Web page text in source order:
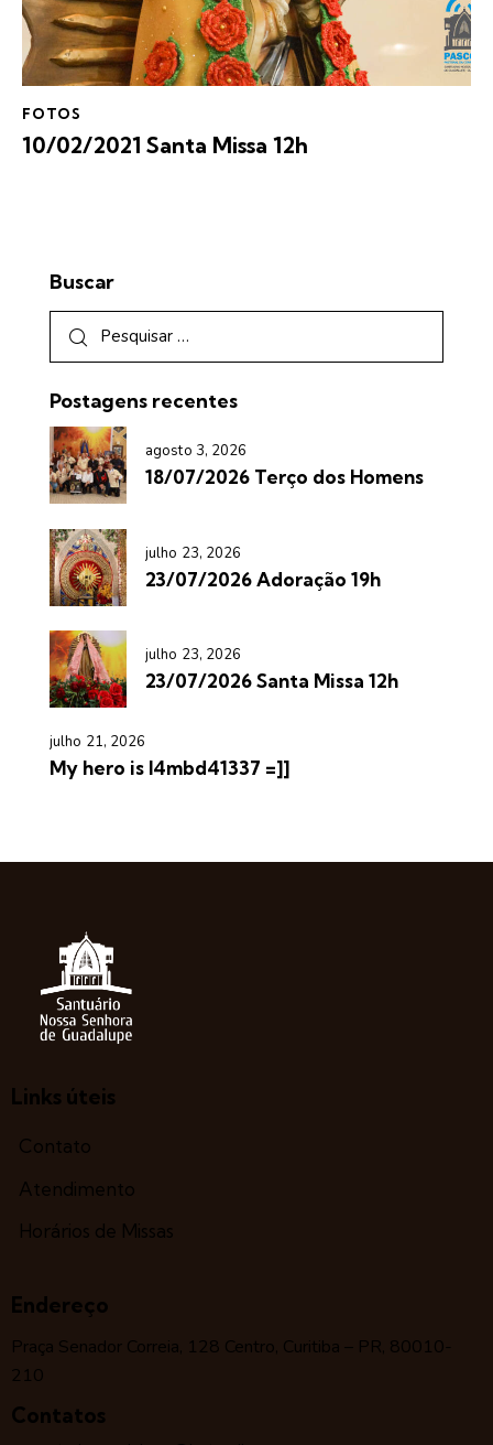
FOTOS
10/02/2021 Santa Missa 12h
Buscar
Postagens recentes
agosto 3, 2026
18/07/2026 Terço dos Homens
julho 23, 2026
23/07/2026 Adoração 19h
julho 23, 2026
23/07/2026 Santa Missa 12h
julho 21, 2026
My hero is l4mbd41337 =]]
Links úteis
Contato
Atendimento
Horários de Missas
Endereço
Praça Senador Correia, 128 Centro, Curitiba – PR, 80010-
210
Contatos